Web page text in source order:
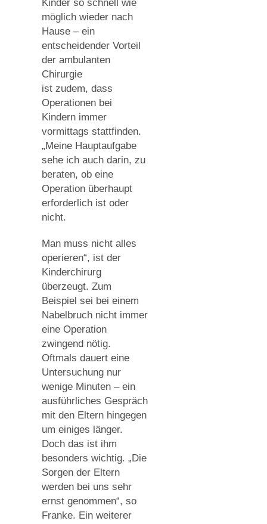
Kinder so schnell wie
möglich wieder nach
Hause – ein
entscheidender Vorteil
der ambulanten
Chirurgie
ist zudem, dass
Operationen bei
Kindern immer
vormittags stattfinden.
„Meine Hauptaufgabe
sehe ich auch darin, zu
beraten, ob eine
Operation überhaupt
erforderlich ist oder
nicht.
Man muss nicht alles
operieren“, ist der
Kinderchirurg
überzeugt. Zum
Beispiel sei bei einem
Nabelbruch nicht immer
eine Operation
zwingend nötig.
Oftmals dauert eine
Untersuchung nur
wenige Minuten – ein
ausführliches Gespräch
mit den Eltern hingegen
um einiges länger.
Doch das ist ihm
besonders wichtig. „Die
Sorgen der Eltern
werden bei uns sehr
ernst genommen“, so
Franke. Ein weiterer